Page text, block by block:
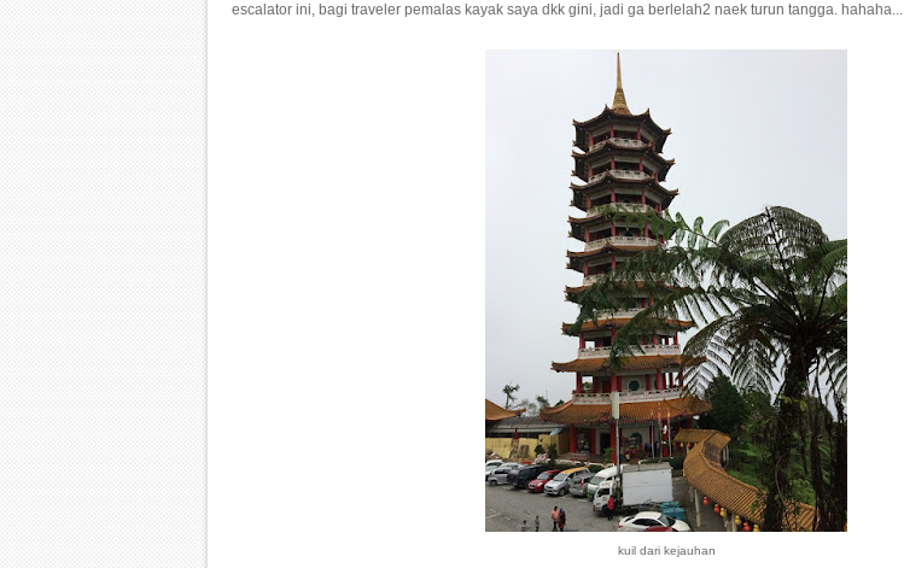
escalator ini, bagi traveler pemalas kayak saya dkk gini, jadi ga berlelah2 naek turun tangga. hahaha...
kuil dari kejauhan